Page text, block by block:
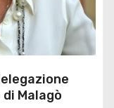
Malagò